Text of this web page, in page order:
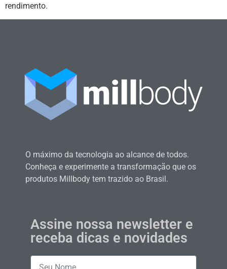
rendimento.
O máximo da tecnologia ao alcance de todos.
Conheça e experimente a transformação que os
produtos Millbody tem trazido ao Brasil.
Assine nossa newsletter e
receba dicas e novidades